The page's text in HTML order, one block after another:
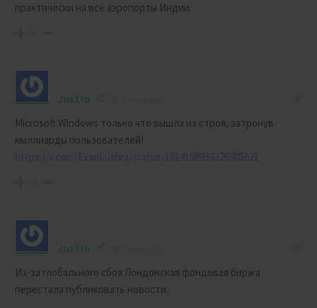
практически на все аэропорты Индии.
Justin
Microsoft Windows только что вышла из строя, затронув
миллиарды пользователей!
https://x.com/EvanLuthra/status/1814198933326905621
Justin
Из-за глобального сбоя Лондонская фондовая биржа
перестала публиковать новости.